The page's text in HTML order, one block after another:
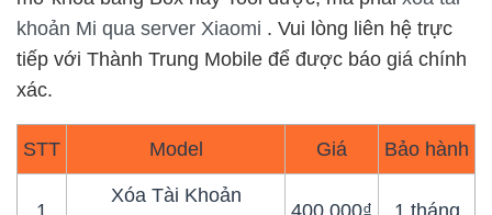
khoản Mi qua server Xiaomi . Vui lòng liên hệ trực
tiếp với Thành Trung Mobile để được báo giá chính
xác.
STT Model Giá Bảo hành
1
Xóa Tài Khoản
400.000₫ 1 tháng